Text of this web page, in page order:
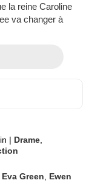
la reine Caroline
va changer à
| Drame
Eva Green
Ewen